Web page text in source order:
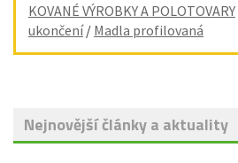
KOVANÉ VÝROBKY A POLOTOVARY
ukončení/ Madla profilovaná
Nejnovější články a aktuality